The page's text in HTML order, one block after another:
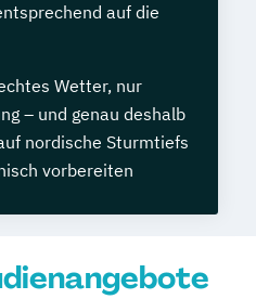
auf die
Wetter, nur
– und genau deshalb
nordische Sturmtiefs
vorbereiten